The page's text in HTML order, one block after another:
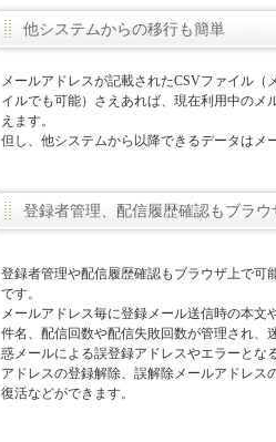
他システムからの移行も簡単
メールアドレスが記載されたCSVファイル
イルでも可能）さえあれば、現在利用中の
えます。
但し、他システムから以降できるデータはメ
登録者管理、配信履歴確認もブラウ
登録者管理や配信履歴確認もブラウザ上で可
です。
メールアドレス毎に登録メール送信時の本文
件名、配信回数や配信失敗回数が管理され、
惑メールによる誤登録アドレスやエラーとな
アドレスの登録解除、誤解除メールアドレス
復活などができます。